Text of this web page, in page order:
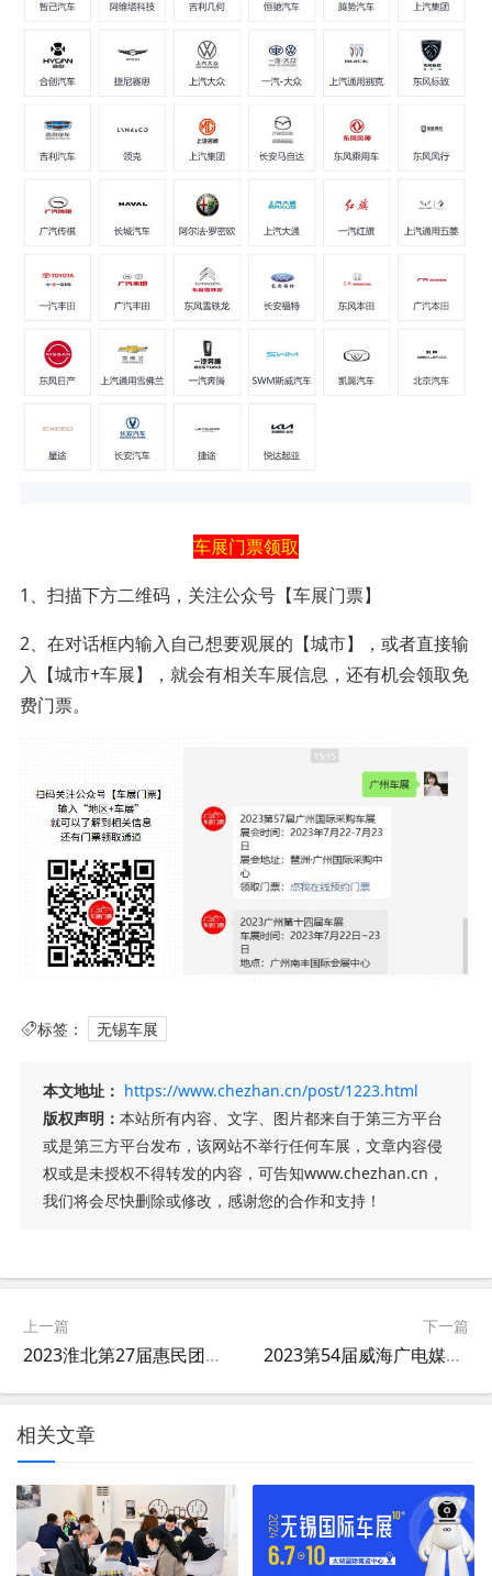
车展门票领取
1、扫描下方二维码，关注公众号【车展门票】
2、在对话框内输入自己想要观展的【城市】，或者直接输
入【城市+车展】，就会有相关车展信息，还有机会领取免
费门票。
标签： 无锡车展
本文地址： https://www.chezhan.cn/post/1223.html
版权声明： 本站所有内容、文字、图片都来自于第三方平台
或是第三方平台发布，该网站不举行任何车展，文章内容侵
权或是未授权不得转发的内容，可告知www.chezhan.cn，
我们将会尽快删除或修改，感谢您的合作和支持！
上一篇
2023淮北第27届惠民团车节
下一篇
2023第54届威海广电媒体汽车展
相关文章